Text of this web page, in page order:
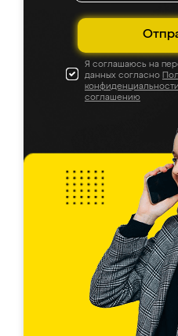
Я соглашаюсь на
данных согласно
конфиденциальности
соглашению